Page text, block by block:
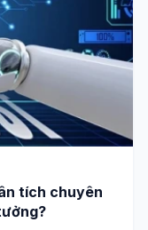
tích chuyên